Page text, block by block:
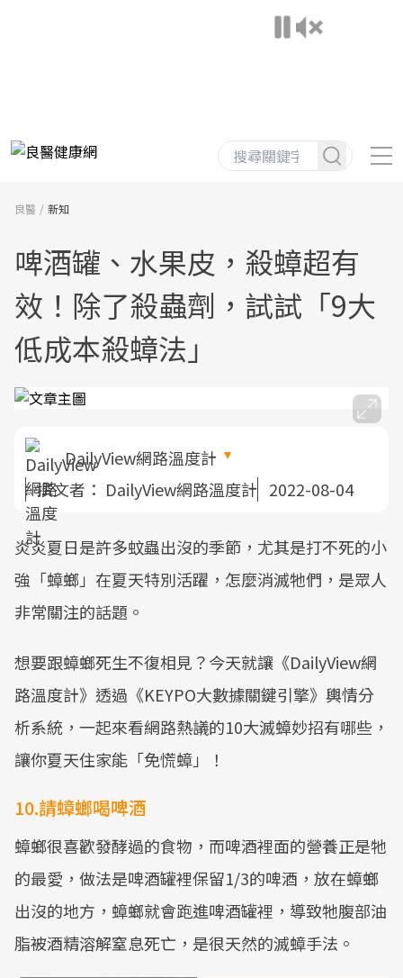
良醫 新知
啤酒罐、水果皮，殺蟑超有
效！除了殺蟲劑，試試「9大
低成本殺蟑法」
DailyView網路溫度計
撰文者： DailyView網路溫度計 2022-08-04
炎炎夏日是許多蚊蟲出沒的季節，尤其是打不死的小
強「蟑螂」在夏天特別活躍，怎麼消滅牠們，是眾人
非常關注的話題。
想要跟蟑螂死生不復相見？今天就讓《DailyView網
路溫度計》透過《KEYPO大數據關鍵引擎》輿情分
析系統，一起來看網路熱議的10大滅蟑妙招有哪些，
讓你夏天住家能「免慌蟑」！
10.請蟑螂喝啤酒
蟑螂很喜歡發酵過的食物，而啤酒裡面的營養正是牠
的最愛，做法是啤酒罐裡保留1/3的啤酒，放在蟑螂
出沒的地方，蟑螂就會跑進啤酒罐裡，導致牠腹部油
脂被酒精溶解窒息死亡，是很天然的滅蟑手法。